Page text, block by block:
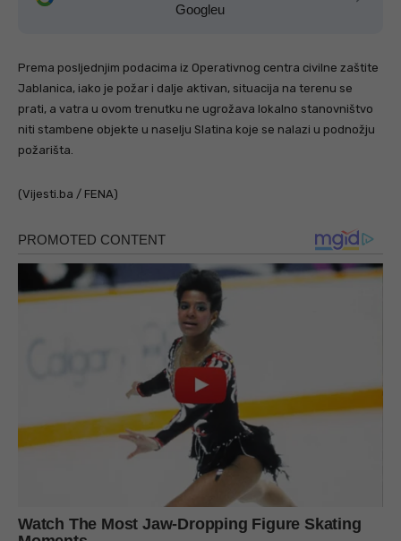
Googleu
Prema posljednjim podacima iz Operativnog centra civilne zaštite
Jablanica, iako je požar i dalje aktivan, situacija na terenu se
prati, a vatra u ovom trenutku ne ugrožava lokalno stanovništvo
niti stambene objekte u naselju Slatina koje se nalazi u podnožju
požarišta.
(Vijesti.ba / FENA)